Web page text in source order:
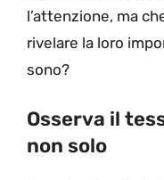
l’attenzione, ma
rivelare la loro
sono?
Osserva il
non solo